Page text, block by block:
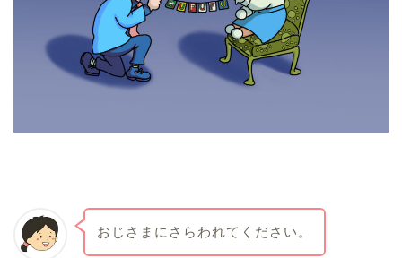
おじさまにさらわれてください。